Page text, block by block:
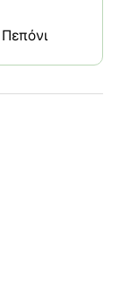
Πεπόνι